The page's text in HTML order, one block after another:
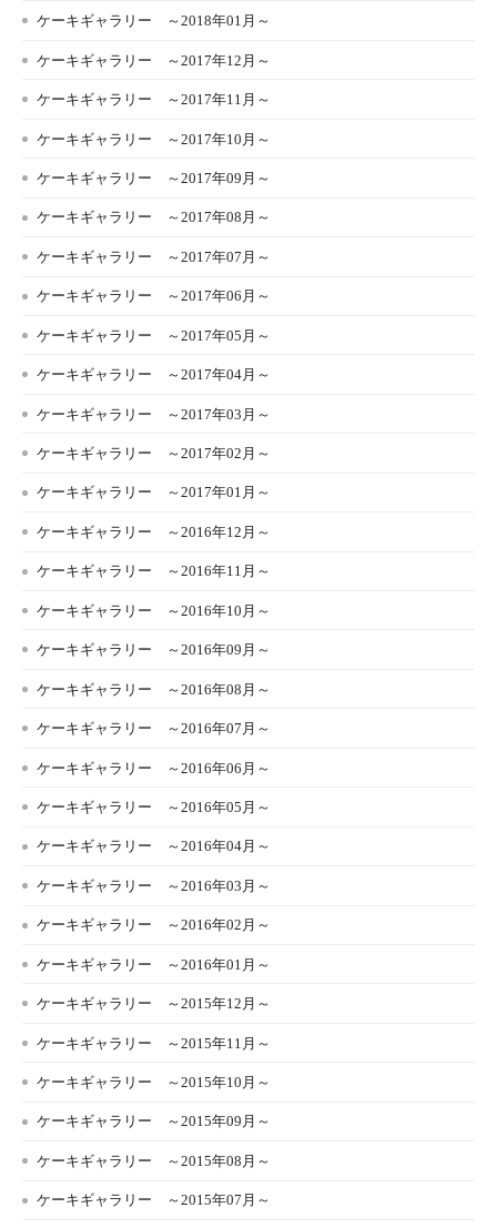
ケーキギャラリー ～2018年01月～
ケーキギャラリー ～2017年12月～
ケーキギャラリー ～2017年11月～
ケーキギャラリー ～2017年10月～
ケーキギャラリー ～2017年09月～
ケーキギャラリー ～2017年08月～
ケーキギャラリー ～2017年07月～
ケーキギャラリー ～2017年06月～
ケーキギャラリー ～2017年05月～
ケーキギャラリー ～2017年04月～
ケーキギャラリー ～2017年03月～
ケーキギャラリー ～2017年02月～
ケーキギャラリー ～2017年01月～
ケーキギャラリー ～2016年12月～
ケーキギャラリー ～2016年11月～
ケーキギャラリー ～2016年10月～
ケーキギャラリー ～2016年09月～
ケーキギャラリー ～2016年08月～
ケーキギャラリー ～2016年07月～
ケーキギャラリー ～2016年06月～
ケーキギャラリー ～2016年05月～
ケーキギャラリー ～2016年04月～
ケーキギャラリー ～2016年03月～
ケーキギャラリー ～2016年02月～
ケーキギャラリー ～2016年01月～
ケーキギャラリー ～2015年12月～
ケーキギャラリー ～2015年11月～
ケーキギャラリー ～2015年10月～
ケーキギャラリー ～2015年09月～
ケーキギャラリー ～2015年08月～
ケーキギャラリー ～2015年07月～